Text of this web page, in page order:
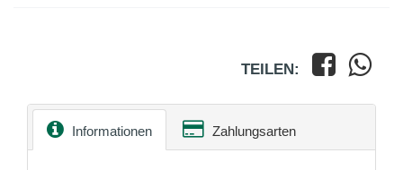
TEILEN:
Informationen Zahlungsarten